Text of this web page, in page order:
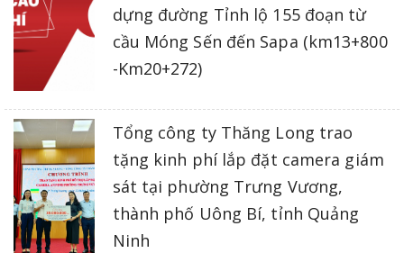
dựng đường Tỉnh lộ 155 đoạn từ
cầu Móng Sến đến Sapa (km13+800
-Km20+272)
Tổng công ty Thăng Long trao
tặng kinh phí lắp đặt camera giám
sát tại phường Trưng Vương,
thành phố Uông Bí, tỉnh Quảng
Ninh